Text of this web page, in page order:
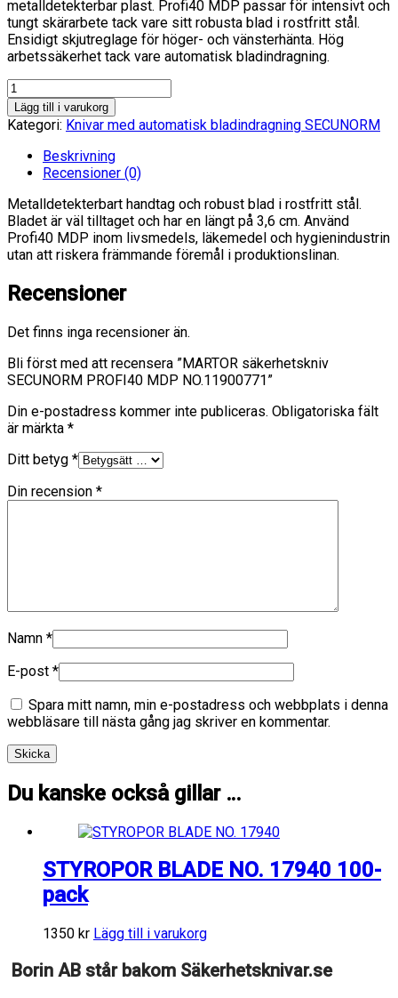
metalldetekterbar plast. Profi40 MDP passar för intensivt och
tungt skärarbete tack vare sitt robusta blad i rostfritt stål.
Ensidigt skjutreglage för höger- och vänsterhänta. Hög
arbetssäkerhet tack vare automatisk bladindragning.
MARTOR
säkerhetskniv
SECUNORM
PROFI40
MDP
NO.11900771
Lägg till i varukorg
Kategori: Knivar med automatisk bladindragning SECUNORM
Beskrivning
Recensioner (0)
Metalldetekterbart handtag och robust blad i rostfritt stål.
Bladet är väl tilltaget och har en längt på 3,6 cm. Använd
Profi40 MDP inom livsmedels, läkemedel och hygienindustrin
utan att riskera främmande föremål i produktionslinan.
Recensioner
Det finns inga recensioner än.
Bli först med att recensera ”MARTOR säkerhetskniv
SECUNORM PROFI40 MDP NO.11900771”
Din e-postadress kommer inte publiceras. Obligatoriska fält
är märkta *
Ditt betyg *
Din recension *
Namn *
E-post *
Spara mitt namn, min e-postadress och webbplats i denna
webbläsare till nästa gång jag skriver en kommentar.
Du kanske också gillar …
STYROPOR BLADE NO. 17940 100-
pack
1350 kr Lägg till i varukorg
Borin AB står bakom Säkerhetsknivar.se